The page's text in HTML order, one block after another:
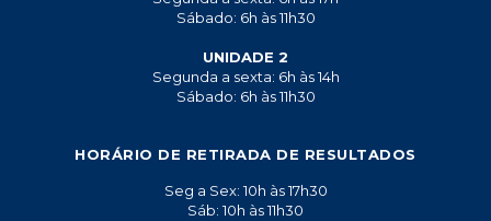
Sábado: 6h às 11h30
UNIDADE 2
Segunda a sexta: 6h às 14h
Sábado: 6h às 11h30
HORÁRIO DE RETIRADA DE RESULTADOS
Seg a Sex: 10h às 17h30
Sáb: 10h às 11h30